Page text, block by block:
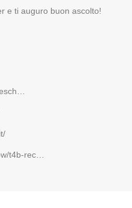
e ti auguro buon ascolto!
t4b-rec…